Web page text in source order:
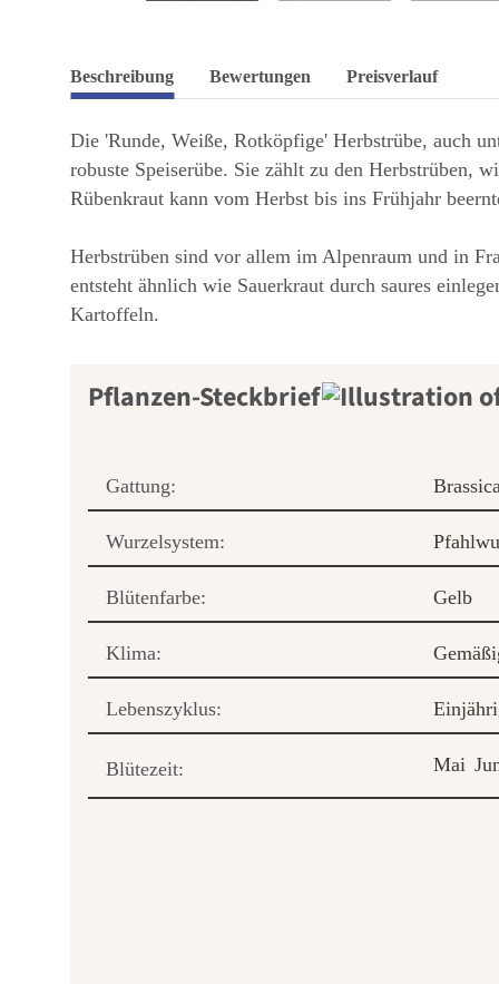
Beschreibung Bewertungen Preisverlauf
Die 'Runde, Weiße, Rotköpfige' Herbstrübe, auch
robuste Speiserübe. Sie zählt zu den Herbstrüben,
Rübenkraut kann vom Herbst bis ins Frühjahr
Herbstrüben sind vor allem im Alpenraum und in
entsteht ähnlich wie Sauerkraut durch saures
Kartoffeln.
Pflanzen-Steckbrief
Gattung:
Wurzelsystem:
Blütenfarbe: Gelb
Klima:
Lebenszyklus:
Blütezeit: Mai